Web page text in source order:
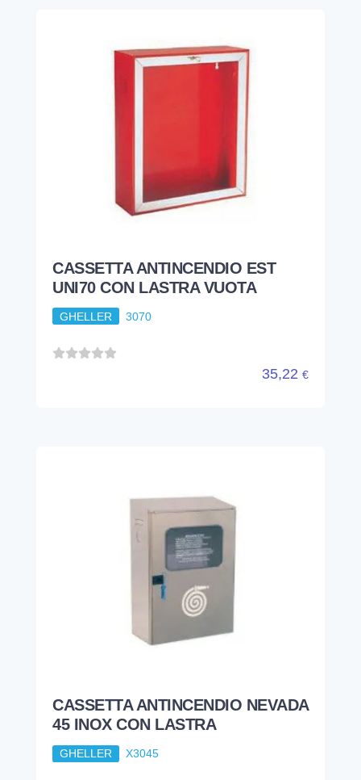
CASSETTA ANTINCENDIO EST
UNI70 CON LASTRA VUOTA
GHELLER 3070
35,22 €
CASSETTA ANTINCENDIO NEVADA
45 INOX CON LASTRA
GHELLER X3045